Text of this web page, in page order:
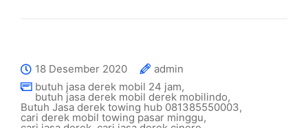
18 Desember 2020
admin
butuh jasa derek mobil 24 jam,
butuh jasa derek mobil derek mobilindo,
Butuh Jasa derek towing hub 081385550003,
cari derek mobil towing pasar minggu,